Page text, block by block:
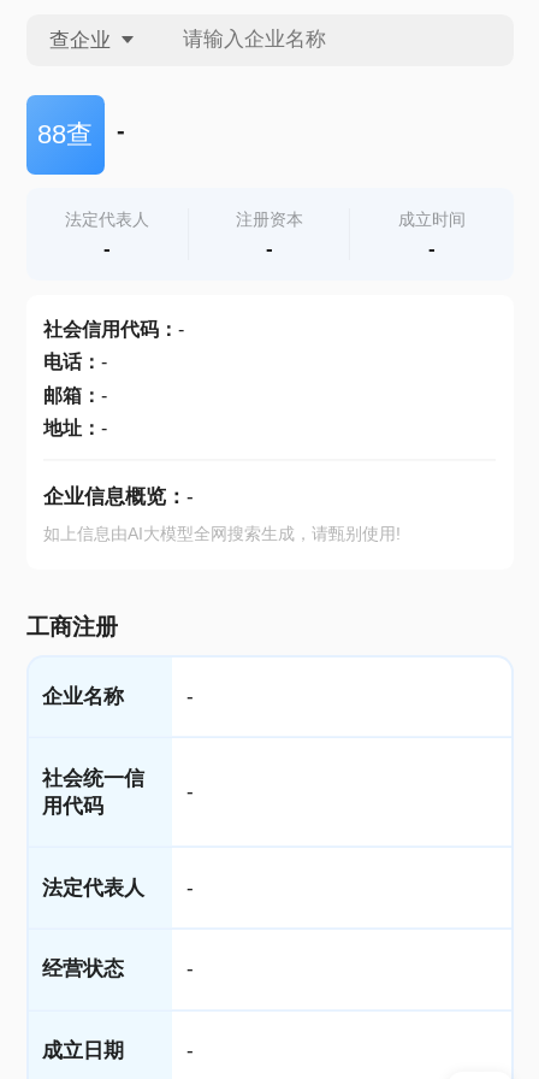
查企业
查企业
查产地
88查 -
法定代表人
-
注册资本
-
成立时间
-
社会信用代码： -
电话： -
邮箱： -
地址： -
企业信息概览： -
如上信息由AI大模型全网搜索生成，请甄别使用!
工商注册
企业名称 -
社会统一信
用代码
-
法定代表人 -
经营状态 -
成立日期 -